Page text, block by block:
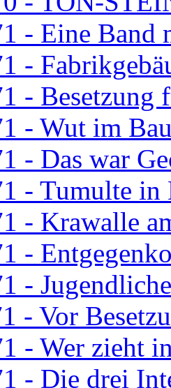
- Eine Band
-
- Besetzung
- Wut im
- Das war
- Tumulte in
- Krawalle
-
-
- Vor
- Wer zieht
- Die drei